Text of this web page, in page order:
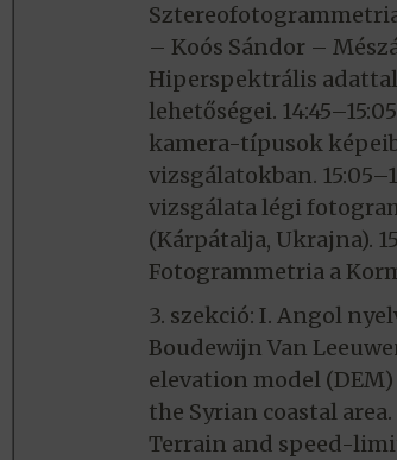
– Koós Sándor –
Hiperspektrális
lehetőségei.
kamera-típusok
vizsgálatokban.
vizsgálata légi
(Kárpátalja, Ukrajna).
Fotogrammetria a
3. szekció: I. Angol
Boudewijn Van
elevation model
the Syrian coastal
Terrain and speed-